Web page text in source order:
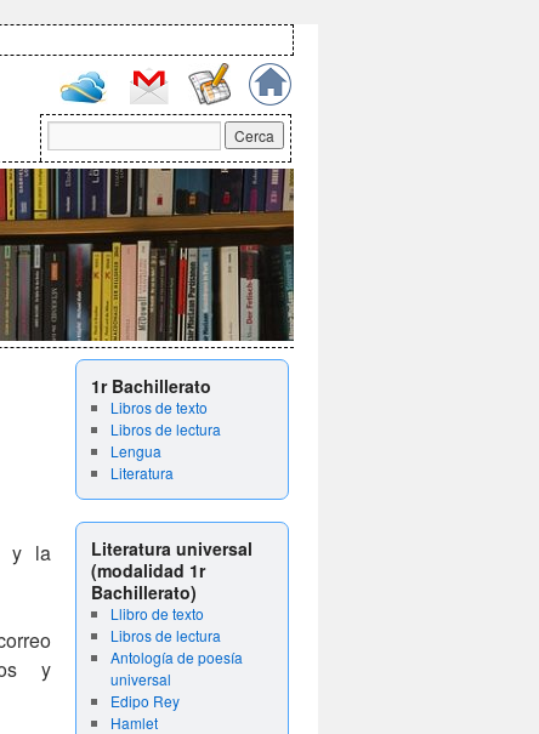
1r Bachillerato
Libros de texto
Libros de lectura
Lengua
Literatura
Literatura universal
(modalidad 1r
Bachillerato)
Llibro de texto
Libros de lectura
Antología de poesía
universal
Edipo Rey
Hamlet
y la
y